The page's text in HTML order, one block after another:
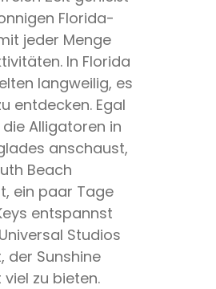
Florida-
jeder Menge
In Florida
langweilig, es
entdecken. Egal
Alligatoren in
anschaust,
Beach
ein paar Tage
entspannst
Studios
der Sunshine
zu bieten.